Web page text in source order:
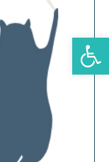
Abrir